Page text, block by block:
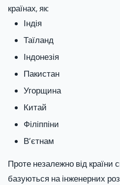
країнах, як:
Індія
Таїланд
Індонезія
Пакистан
Угорщина
Китай
Філіппіни
В’єтнам
Проте незалежно від країни
базуються на інженерних